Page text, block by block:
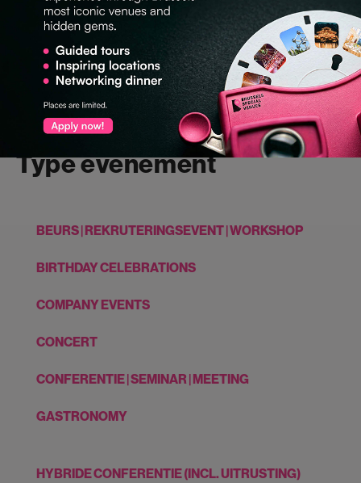
Type evenement
BEURS | REKRUTERINGSEVENT | WORKSHOP
BIRTHDAY CELEBRATIONS
COMPANY EVENTS
CONCERT
CONFERENTIE | SEMINAR | MEETING
GASTRONOMY
HYBRIDE CONFERENTIE (INCL. UITRUSTING)